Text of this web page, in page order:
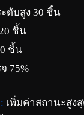
ดับสูง 30 ชิ้น
ชิ้น
ชิ้น
75%
: เพิ่มค่าสถานะสูง